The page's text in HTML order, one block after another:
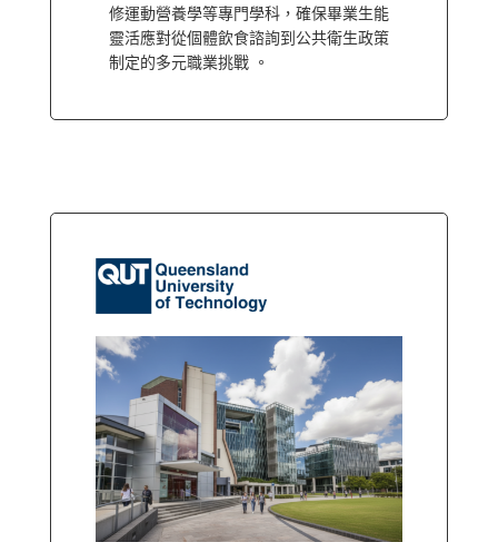
修運動營養學等專門學科，確保畢業生能
靈活應對從個體飲食諮詢到公共衛生政策
制定的多元職業挑戰 。